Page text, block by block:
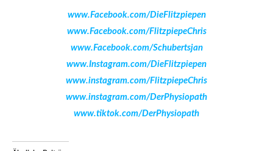
www.Facebook.com/DieFlitzpiepen
www.Facebook.com/FlitzpiepeChris
www.Facebook.com/Schubertsjan
www.Instagram.com/DieFlitzpiepen
www.instagram.com/FlitzpiepeChris
www.instagram.com/DerPhysiopath
www.tiktok.com/DerPhysiopath